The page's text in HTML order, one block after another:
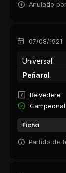
Anulado
07/08/1921
Universal
Peñarol
Belvedere
Ficha
Partido de